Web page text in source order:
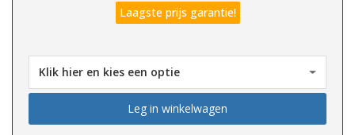
Laagste prijs garantie!
Leg in winkelwagen